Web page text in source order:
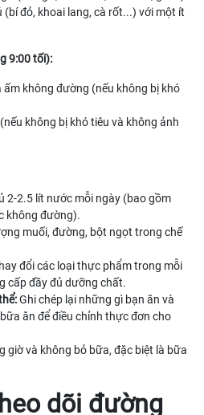
(bí đỏ, khoai lang, cà rốt...) với một ít
9:00 tối):
ấm không đường (nếu không bị khó
không bị khó tiêu và không ảnh
2-2.5 lít nước mỗi ngày (bao gồm
không đường).
muối, đường, bột ngọt trong chế
đổi các loại thực phẩm trong mỗi
cấp đầy đủ dưỡng chất.
Ghi chép lại những gì bạn ăn và
ăn để điều chỉnh thực đơn cho
giờ và không bỏ bữa, đặc biệt là bữa
dõi đường